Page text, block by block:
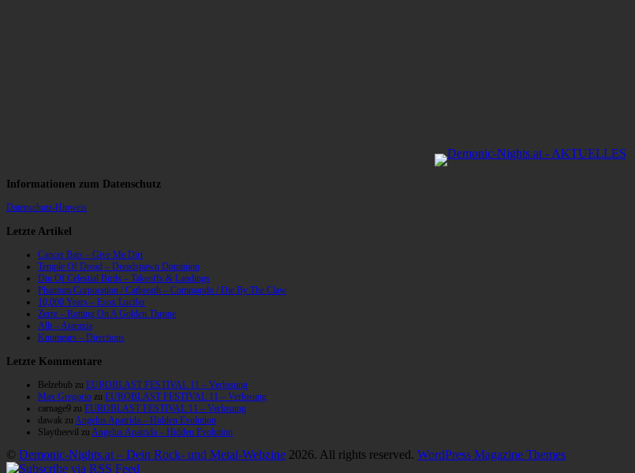
Informationen zum Datenschutz
Datenschutz-Hinweis
Letzte Artikel
Cancer Bats – Give Me Dirt
Temple Of Dread – Dreadspawn Dominion
Din Of Celestial Birds – Takeoffs & Landings
Phantom Corporation / Catbreath – Commando / Die By The Claw
10,000 Years – Esox Lucifer
Zerre – Rotting On A Golden Throne
Allt – Ataraxia
Knumears – Directions
Letzte Kommentare
Belzebub zu EUROBLAST FESTIVAL 11 – Verlosung
Max Gregorio zu EUROBLAST FESTIVAL 11 – Verlosung
carnage9 zu EUROBLAST FESTIVAL 11 – Verlosung
dawak zu Angelus Apatrida – Hidden Evolution
Slaytheevil zu Angelus Apatrida – Hidden Evolution
© Demonic-Nights.at – Dein Rock- und Metal-Webzine 2026. All rights reserved. WordPress Magazine Themes